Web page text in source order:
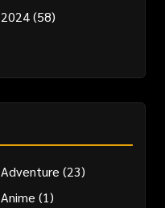
2024(58)
Adventure (23)
Anime (1)